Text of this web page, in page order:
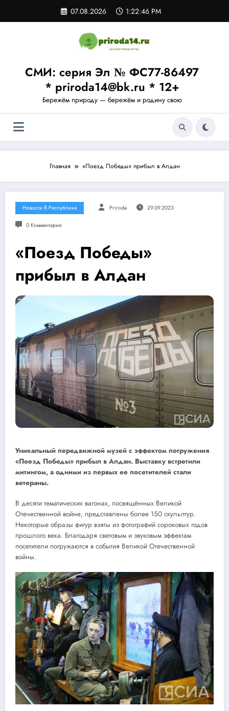
содержимому
07.08.2026 1:22:47 PM
СМИ: серия Эл № ФС77-86497
* priroda14@bk.ru * 12+
Бережём природу — бережём и родину свою
Главная «Поезд Победы» прибыл в Алдан
Новости В Республике Priroda 29.09.2023
0 Комментарии
«Поезд Победы»
прибыл в Алдан
Уникальный передвижной музей с эффектом погружения
«Поезд Победы» прибыл в Алдан. Выставку встретили
митингом, а одними из первых ее посетителей стали
ветераны.
В десяти тематических вагонах, посвящённых Великой
Отечественной войне, представлены более 150 скульптур.
Некоторые образы фигур взяты из фотографий сороковых годов
прошлого века. Благодаря световым и звуковым эффектам
посетители погружаются в события Великой Отечественной
войны.